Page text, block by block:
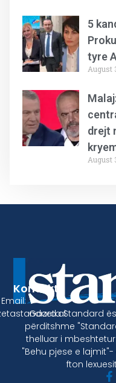
5
tyre
August
drejt
August
Gazeta Standard
përditshme
thelluar i
"Behu pjese e
fton
Kontakt
Email: